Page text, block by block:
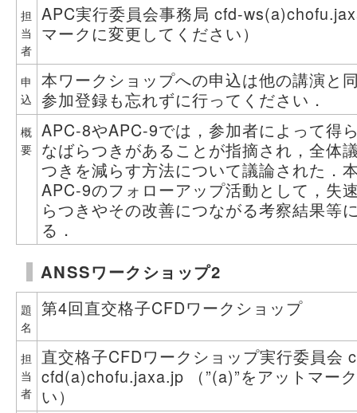
担
当
者
APC実行委員会事務局 cfd-
マークに変更してください）
申
込
本ワークショップへの申込は他の講演と
参加登録も忘れずに行ってください．
概
要
APC-8やAPC-9では，参加者によって得
なばらつきがあることが指摘され，全体
つきを減らす方法について議論された．
APC-9のフォローアップ活動として，失
らつきやその改善につながる考察結果等
る．
ANSSワークショップ2
題
名
第4回直交格子CFDワークショップ
担
当
者
直交格子CFDワークショップ実行委員会
cfd(a)chofu.jaxa.jp （”(a)”をアットマー
い）